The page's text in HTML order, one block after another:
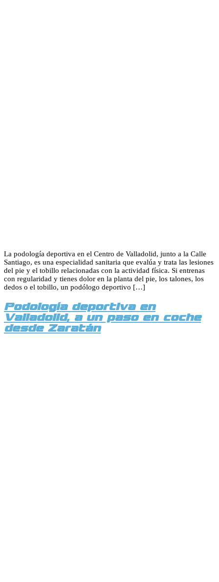
La podología deportiva en el Centro de Valladolid, junto a la Calle
Santiago, es una especialidad sanitaria que evalúa y trata las lesiones
del pie y el tobillo relacionadas con la actividad física. Si entrenas
con regularidad y tienes dolor en la planta del pie, los talones, los
dedos o el tobillo, un podólogo deportivo […]
Podología deportiva en
Valladolid, a un paso en coche
desde Zaratán